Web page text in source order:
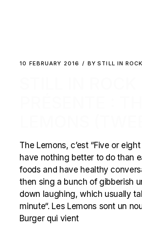
10 FEBRUARY 2016 BY STILL IN ROCK
The Lemons, c’est “Five or
have nothing better to do than
foods and have healthy
then sing a bunch of gibberish
down laughing, which usually
minute“. Les Lemons sont un
Burger qui vient